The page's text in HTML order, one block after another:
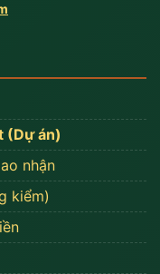
(Dự án)
nhận
kiểm)